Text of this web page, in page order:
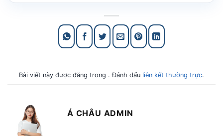
Bài viết này được đăng trong . Đánh dấu liên kết thường trực.
Á CHÂU ADMIN